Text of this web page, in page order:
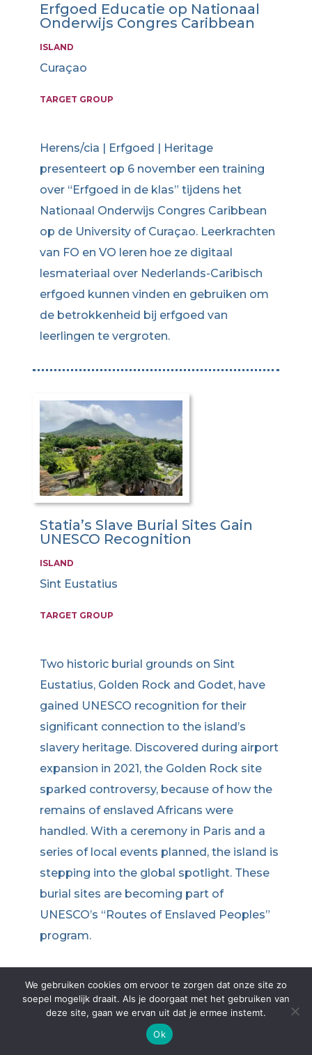
Erfgoed Educatie op Nationaal
Onderwijs Congres Caribbean
ISLAND
Curaçao
TARGET GROUP
Herens/cia | Erfgoed | Heritage
presenteert op 6 november een training
over “Erfgoed in de klas” tijdens het
Nationaal Onderwijs Congres Caribbean
op de University of Curaçao. Leerkrachten
van FO en VO leren hoe ze digitaal
lesmateriaal over Nederlands-Caribisch
erfgoed kunnen vinden en gebruiken om
de betrokkenheid bij erfgoed van
leerlingen te vergroten.
Statia’s Slave Burial Sites Gain
UNESCO Recognition
ISLAND
Sint Eustatius
TARGET GROUP
Two historic burial grounds on Sint
Eustatius, Golden Rock and Godet, have
gained UNESCO recognition for their
significant connection to the island’s
slavery heritage. Discovered during airport
expansion in 2021, the Golden Rock site
sparked controversy, because of how the
remains of enslaved Africans were
handled. With a ceremony in Paris and a
series of local events planned, the island is
stepping into the global spotlight. These
burial sites are becoming part of
UNESCO’s “Routes of Enslaved Peoples”
program.
We gebruiken cookies om ervoor te zorgen dat onze site zo
soepel mogelijk draait. Als je doorgaat met het gebruiken van
deze site, gaan we ervan uit dat je ermee instemt.
Ok